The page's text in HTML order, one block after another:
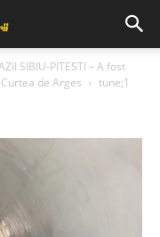
SIBIU-PITESTI – A fost
de Arges
tune;1